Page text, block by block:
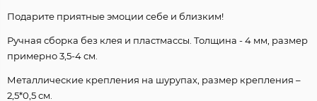
Подарите приятные эмоции себе и близким!
Ручная сборка без клея и пластмассы. Толщина - 4 мм, размер
примерно 3,5-4 см.
Металлические крепления на шурупах, размер крепления –
2,5*0,5 см.